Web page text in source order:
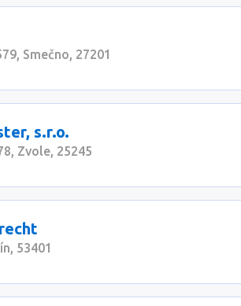
Smečno, 27201
s.r.o.
Zvole, 25245
53401